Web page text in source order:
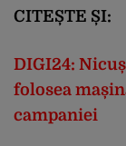
CITEȘTE ȘI:
DIGI24:
folosea
campaniei